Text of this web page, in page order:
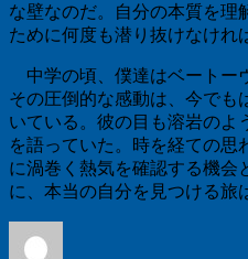
な壁なのだ。自分の本質を理
ために何度も潜り抜けなけれ
中学の頃、僕達はベートー
その圧倒的な感動は、今でも
いている。彼の目も溶岩のよ
を語っていた。時を経ての思
に渦巻く熱気を確認する機会
に、本当の自分を見つける旅